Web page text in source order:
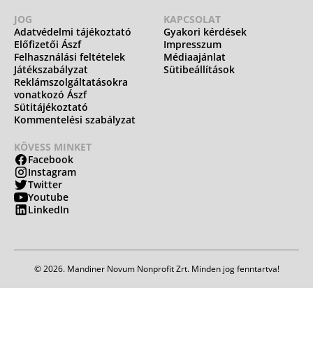
JOG
Adatvédelmi tájékoztató
Előfizetői Ászf
Felhasználási feltételek
Játékszabályzat
Reklámszolgáltatásokra
vonatkozó Ászf
Sütitájékoztató
Kommentelési szabályzat
KAPCSOLAT
Gyakori kérdések
Impresszum
Médiaajánlat
Sütibeállítások
KÖVESS MINKET
Facebook
Instagram
Twitter
Youtube
LinkedIn
© 2026. Mandiner Novum Nonprofit Zrt. Minden jog fenntartva!